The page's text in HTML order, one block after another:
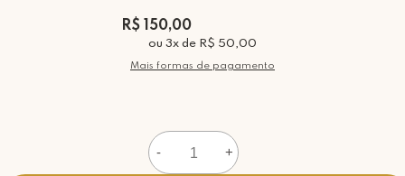
R$ 150,00
ou 3x de R$ 50,00
Mais formas de pagamento
- +